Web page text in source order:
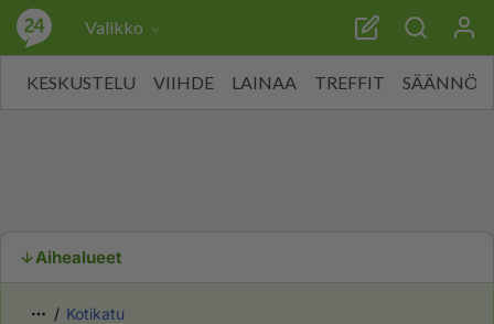
Valikko
KESKUSTELU VIIHDE LAINAA TREFFIT SÄÄNNÖT
Aihealueet
Kotikatu